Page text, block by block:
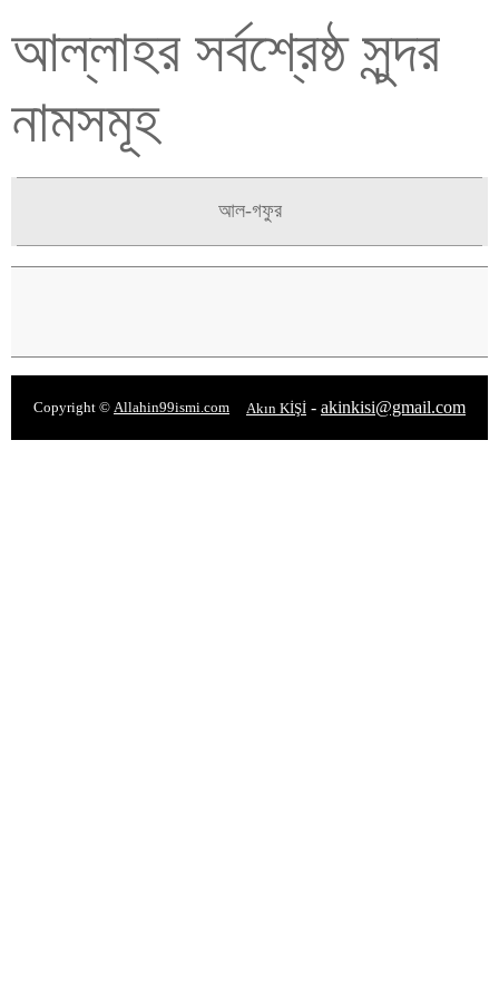
আল্লাহর সর্বশ্রেষ্ঠ সুন্দর
নামসমূহ
আল-গফুর
Copyright © Allahin99ismi.com Akın KİŞİ - akinkisi@gmail.com